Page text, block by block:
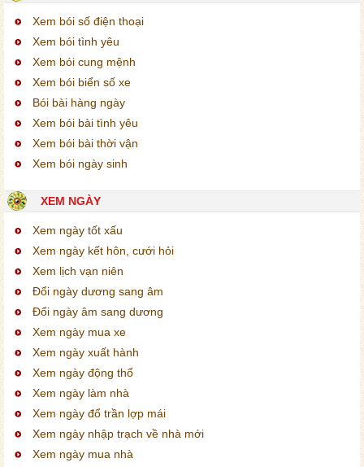
Xem bói số điện thoại
Xem bói tình yêu
Xem bói cung mệnh
Xem bói biển số xe
Bói bài hàng ngày
Xem bói bài tình yêu
Xem bói bài thời vận
Xem bói ngày sinh
XEM NGÀY
Xem ngày tốt xấu
Xem ngày kết hôn, cưới hỏi
Xem lịch vạn niên
Đổi ngày dương sang âm
Đổi ngày âm sang dương
Xem ngày mua xe
Xem ngày xuất hành
Xem ngày động thổ
Xem ngày làm nhà
Xem ngày đổ trần lợp mái
Xem ngày nhập trạch về nhà mới
Xem ngày mua nhà